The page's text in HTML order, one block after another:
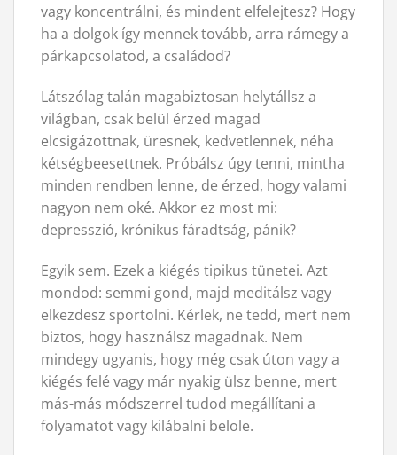
vagy koncentrálni, és mindent elfelejtesz? Hogy
ha a dolgok így mennek tovább, arra rámegy a
párkapcsolatod, a családod?
Látszólag talán magabiztosan helytállsz a
világban, csak belül érzed magad
elcsigázottnak, üresnek, kedvetlennek, néha
kétségbeesettnek. Próbálsz úgy tenni, mintha
minden rendben lenne, de érzed, hogy valami
nagyon nem oké. Akkor ez most mi:
depresszió, krónikus fáradtság, pánik?
Egyik sem. Ezek a kiégés tipikus tünetei. Azt
mondod: semmi gond, majd meditálsz vagy
elkezdesz sportolni. Kérlek, ne tedd, mert nem
biztos, hogy használsz magadnak. Nem
mindegy ugyanis, hogy még csak úton vagy a
kiégés felé vagy már nyakig ülsz benne, mert
más-más módszerrel tudod megállítani a
folyamatot vagy kilábalni belole.